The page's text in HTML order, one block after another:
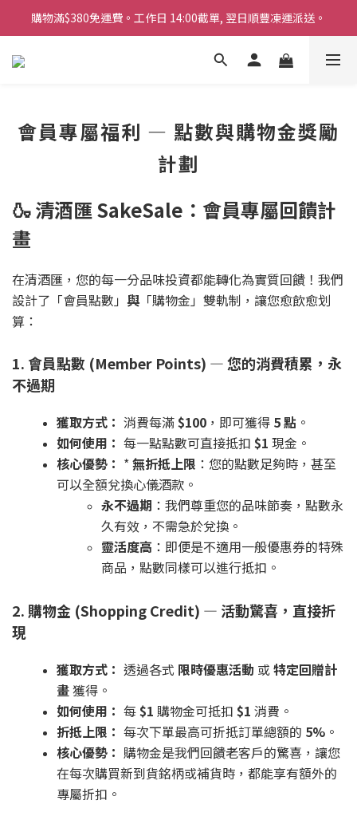
購物滿$380免運費。工作日 14:00截單, 翌日順豐凍運派送。
購物滿$380免運費。工作日 14:00截單, 翌日順豐凍運派送。
「720ml 清酒自由配 (Mix & Match)」$698 任選 4 支
購物滿$380免運費。工作日 14:00截單, 翌日順豐凍運派送。
會員專屬福利 — 點數與購物金獎勵
計劃
🍶 清酒匯 SakeSale：會員專屬回饋計
畫
在清酒匯，您的每一分品味投資都能轉化為實質回饋！我們
設計了「會員點數」 與 「購物金」雙軌制，讓您愈飲愈划
算：
1. 會員點數 (Member Points) — 您的消費積累，永
不過期
獲取方式： 消費每滿$100 ，即可獲得 5 點 。
如何使用： 每一點點數可直接抵扣 $1 現金。
核心優勢： *無折抵上限 ：您的點數足夠時，甚至
可以全額兌換心儀酒款。
永不過期 ：我們尊重您的品味節奏，點數永
久有效，不需急於兌換。
靈活度高 ：即便是不適用一般優惠券的特殊
商品，點數同樣可以進行抵扣。
2. 購物金 (Shopping Credit) — 活動驚喜，直接折
現
獲取方式： 透過各式 限時優惠活動 或特定回贈計
畫獲得。
如何使用： 每$1 購物金可抵扣 $1 消費。
折抵上限： 每次下單最高可折抵訂單總額的 5% 。
核心優勢： 購物金是我們回饋老客戶的驚喜，讓您
在每次購買新到貨銘柄或補貨時，都能享有額外的
專屬折扣。